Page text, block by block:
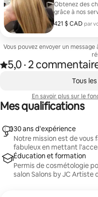
Obtenez des
grâce à nos
vous soyez à
ou d'une
éruptions
service est
cheveux et du
cheveux plus
421 $ CAD par
421 $ CAD par
,
Vous pouvez envoyer un
Note de 5,0 étoile(s) sur 5
5,0
, · 2
Tous
En savoir plus sur le
Mes qualifications
30 ans d'expérience
Notre mission est de vous
fabuleux en mettant
Éducation et formation
Permis de cosmétologie
salon Salons by JC Artiste